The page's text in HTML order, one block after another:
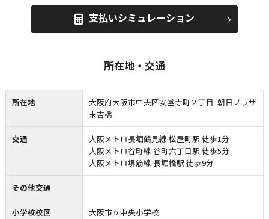
支払いシミュレーション
所在地・交通
所在地
大阪府大阪市中央区安堂寺町２丁目 朝日プラザ
末吉橋
交通
大阪メトロ長堀鶴見線 松屋町駅 徒歩1分
大阪メトロ谷町線 谷町六丁目駅 徒歩5分
大阪メトロ堺筋線 長堀橋駅 徒歩9分
その他交通
小学校校区 大阪市立中央小学校